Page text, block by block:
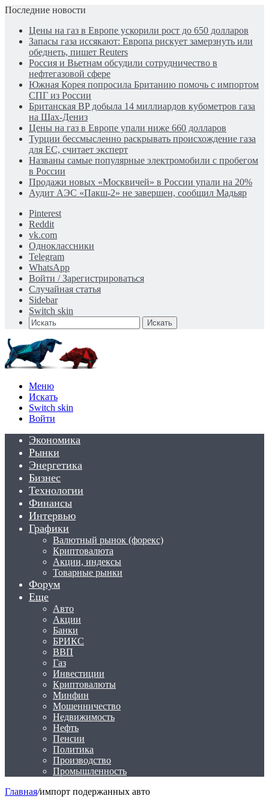
Последние новости
Цены на газ в Европе ускорили рост до 650 долларов
Запасы газа иссякают: Европа рискует замерзнуть или
обеднеть, пишет Reuters
Россия и Вьетнам обсудили сотрудничество в
нефтегазовой сфере
Южная Корея попросила Британию помочь с импортом
СПГ из России
Британская BP добыла 14 миллиардов кубометров газа
на Шах-Дениз
Цены на газ в Европе упали ниже 660 долларов
Турции бессмысленно раскрывать происхождение газа
для ЕС, считает эксперт
Названы самые популярные электромобили с пробегом
в России
Продажи новых «Москвичей» в России упали на 20%
Аудит АЭС «Пакш-2» не завершен, сообщил Мадьяр
Pinterest
Reddit
vk.com
Одноклассники
Telegram
WhatsApp
Войти / Зарегистрироваться
Случайная статья
Sidebar
Switch skin
Искать
Меню
Искать
Switch skin
Войти
Экономика
Рынки
Энергетика
Бизнес
Технологии
Финансы
Интервью
Графики
Валютный рынок (форекс)
Криптовалюта
Акции, индексы
Товарные рынки
Форум
Еще
Авто
Акции
Банки
БРИКС
ВВП
Газ
Инвестиции
Криптовалюты
Минфин
Мошенничество
Недвижимость
Нефть
Пенсии
Политика
Производство
Промышленность
Главная/импорт подержанных авто